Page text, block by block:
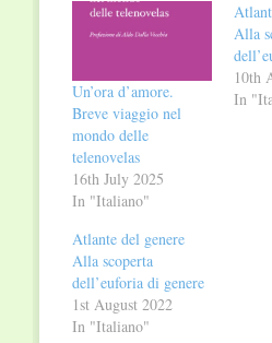
Un’ora d’amore.
Breve viaggio nel
mondo delle
telenovelas
16th July 2025
In "Italiano"
Alla
10th
In
Atlante del genere
Alla scoperta
dell’euforia di genere
1st August 2022
In "Italiano"